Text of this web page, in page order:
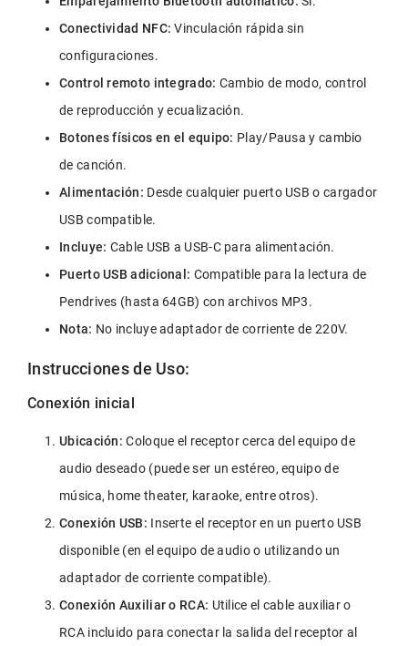
Conectividad NFC: Vinculación rápida sin
configuraciones.
Control remoto integrado: Cambio de modo, control
de reproducción y ecualización.
Botones físicos en el equipo: Play/Pausa y cambio
de canción.
Alimentación: Desde cualquier puerto USB o cargador
USB compatible.
Incluye: Cable USB a USB-C para alimentación.
Puerto USB adicional: Compatible para la lectura de
Pendrives (hasta 64GB) con archivos MP3.
Nota: No incluye adaptador de corriente de 220V.
Instrucciones de Uso:
Conexión inicial
Ubicación: Coloque el receptor cerca del equipo de
audio deseado (puede ser un estéreo, equipo de
música, home theater, karaoke, entre otros).
Conexión USB: Inserte el receptor en un puerto USB
disponible (en el equipo de audio o utilizando un
adaptador de corriente compatible).
Conexión Auxiliar o RCA: Utilice el cable auxiliar o
RCA incluido para conectar la salida del receptor al